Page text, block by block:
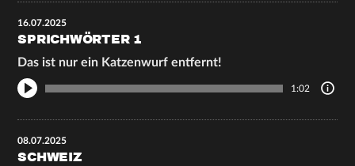
16.07.2025
SPRICHWÖRTER 1
Das ist nur ein Katzenwurf entfernt!
1:02
08.07.2025
SCHWEIZ